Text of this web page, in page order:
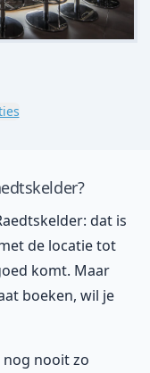
dat is
de locatie tot
komt. Maar
boeken, wil je
nog nooit zo